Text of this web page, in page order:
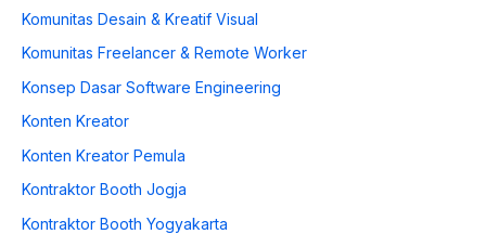
Komunitas Desain & Kreatif Visual
Komunitas Freelancer & Remote Worker
Konsep Dasar Software Engineering
Konten Kreator
Konten Kreator Pemula
Kontraktor Booth Jogja
Kontraktor Booth Yogyakarta